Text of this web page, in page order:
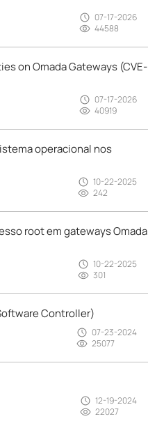
07-17-2026
44588
on Omada Gateways (CVE-
07-17-2026
40919
operacional nos
10-22-2025
242
root em gateways Omada
10-22-2025
301
Controller)
07-23-2024
25077
12-19-2024
22027